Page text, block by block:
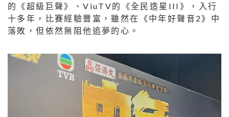
的《超級巨聲》、ViuTV的《全民造星 III 》，入行
十多年，比賽經驗豐富，雖然在《中年好聲音2》中
落敗，但依然無阻他追夢的心。